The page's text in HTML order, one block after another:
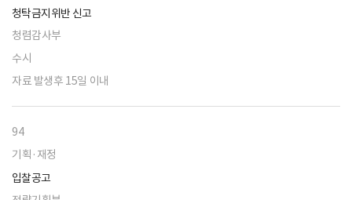
청탁금지위반 신고
청렴감사부
수시
자료 발생후 15일 이내
94
기획·재정
입찰공고